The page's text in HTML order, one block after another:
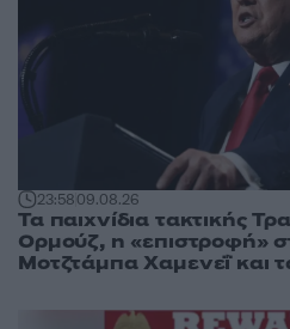
23:5809.08.26
Τα παιχνίδια τακτικής
Ορμούζ, η «επιστροφή»
Μοτζτάμπα Χαμενεΐ και